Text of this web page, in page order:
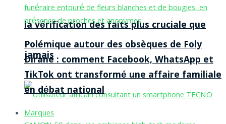
la vérification des faits plus cruciale que
jamais
Polémique autour des obsèques de Foly
Dirane : comment Facebook, WhatsApp et
TikTok ont transformé une affaire familiale
en débat national
Marques